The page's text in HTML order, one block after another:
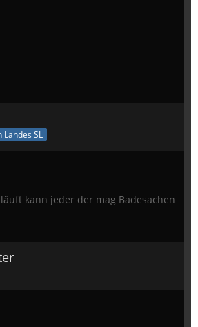
Landes SL
kann jeder der mag Badesachen